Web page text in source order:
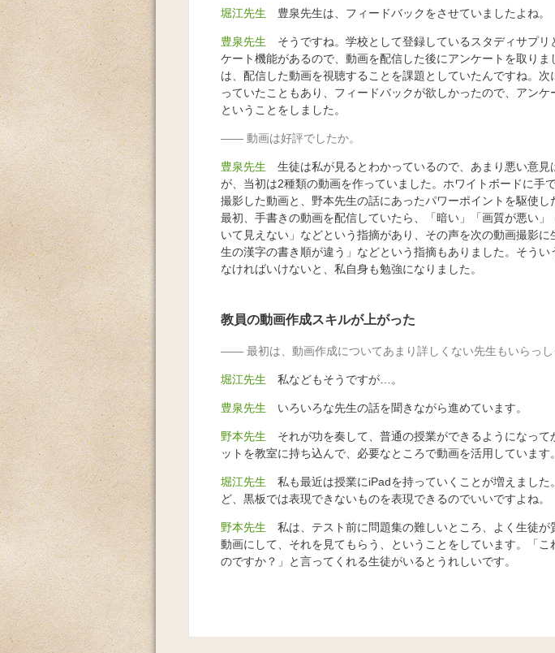
堀江先生 豊泉先生は、フィードバックをさせていましたよね。
豊泉先生 そうですね。学校として登録しているスタディサプリ
ケート機能があるので、動画を配信した後にアンケートを取りま
は、配信した動画を視聴することを課題としていたんですね。次
っていたこともあり、フィードバックが欲しかったので、アンケ
ということをしました。
動画は好評でしたか。
豊泉先生 生徒は私が見るとわかっているので、あまり悪い意見
が、当初は2種類の動画を作っていました。ホワイトボードに手
撮影した動画と、野本先生の話にあったパワーポイントを駆使し
最初、手書きの動画を配信していたら、「暗い」「画質が悪い」
いて見えない」などという指摘があり、その声を次の動画撮影に
生の漢字の書き順が違う」などという指摘もありました。そうい
なければいけないと、私自身も勉強になりました。
教員の動画作成スキルが上がった
最初は、動画作成についてあまり詳しくない先生もいらっし
堀江先生 私などもそうですが…。
豊泉先生 いろいろな先生の話を聞きながら進めています。
野本先生 それが功を奏して、普通の授業ができるようになって
ットを教室に持ち込んで、必要なところで動画を活用しています。
堀江先生 私も最近は授業にiPadを持っていくことが増えました
ど、黒板では表現できないものを表現できるのでいいですよね。
野本先生 私は、テスト前に問題集の難しいところ、よく生徒が
動画にして、それを見てもらう、ということをしています。「こ
のですか？」と言ってくれる生徒がいるとうれしいです。